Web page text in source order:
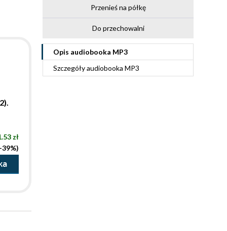
Przenieś na półkę
Do przechowalni
Opis audiobooka MP3
Szczegółyaudiobooka MP3
zł
39%)